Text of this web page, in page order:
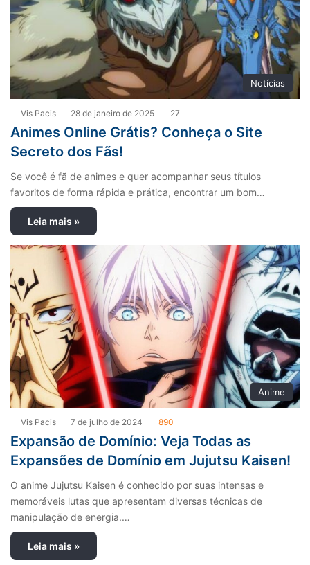
Notícias
Vis Pacis 28 de janeiro de 2025 27
Animes Online Grátis? Conheça o Site
Secreto dos Fãs!
Se você é fã de animes e quer acompanhar seus títulos
favoritos de forma rápida e prática, encontrar um bom…
Leia mais »
Anime
Vis Pacis 7 de julho de 2024 890
Expansão de Domínio: Veja Todas as
Expansões de Domínio em Jujutsu Kaisen!
O anime Jujutsu Kaisen é conhecido por suas intensas e
memoráveis lutas que apresentam diversas técnicas de
manipulação de energia.…
Leia mais »